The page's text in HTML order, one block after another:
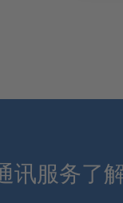
讯服务了